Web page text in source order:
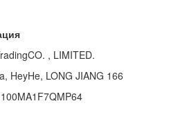
, LIMITED.
HeyHe, LONG JIANG 166